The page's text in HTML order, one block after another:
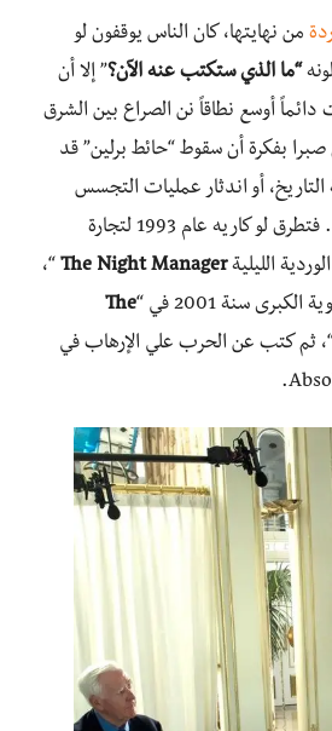
من نهايتها، كان الناس يوقفون لو
“ما الذي ستكتب عنه الآن؟” إلا أن
دائماً أوسع نطاقاً نن الصراع بين الشرق
بفكرة أن سقوط “حائط برلين” قد
أو اندثار عمليات التجسس
التي كانت وقوداً لآلياته. فتطرق لو كاريه عام 1993 لتجارة
الليليةThe Night Manager “،
سنة 2001 في “
The
“، ثم كتب عن الحرب علي الإرهاب في